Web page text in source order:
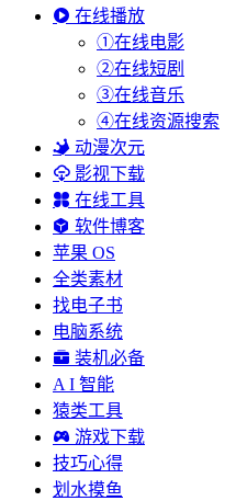
在线播放
①在线电影
②在线短剧
③在线音乐
④在线资源搜索
动漫次元
影视下载
在线工具
软件博客
苹果 OS
全类素材
找电子书
电脑系统
装机必备
A I 智能
猿类工具
游戏下载
技巧心得
划水摸鱼